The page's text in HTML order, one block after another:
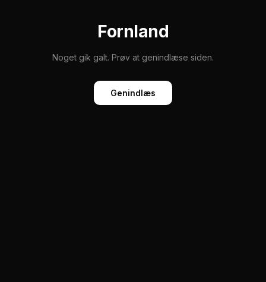
Fornland
Noget gik galt. Prøv at genindlæse siden.
Genindlæs